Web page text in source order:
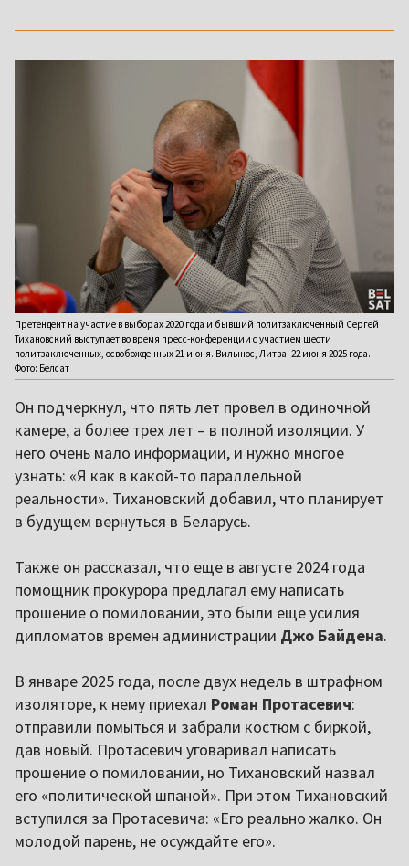
Претендент на участие в выборах 2020 года и бывший политзаключенный Сергей
Тихановский выступает во время пресс-конференции с участием шести
политзаключенных, освобожденных 21 июня. Вильнюс, Литва. 22 июня 2025 года.
Фото: Белсат
Он подчеркнул, что пять лет провел в одиночной
камере, а более трех лет – в полной изоляции. У
него очень мало информации, и нужно многое
узнать: «Я как в какой-то параллельной
реальности». Тихановский добавил, что планирует
в будущем вернуться в Беларусь.
Также он рассказал, что еще в августе 2024 года
помощник прокурора предлагал ему написать
прошение о помиловании, это были еще усилия
дипломатов времен администрации Джо Байдена.
В январе 2025 года, после двух недель в штрафном
изоляторе, к нему приехал Роман Протасевич:
отправили помыться и забрали костюм с биркой,
дав новый. Протасевич уговаривал написать
прошение о помиловании, но Тихановский назвал
его «политической шпаной». При этом Тихановский
вступился за Протасевича: «Его реально жалко. Он
молодой парень, не осуждайте его».